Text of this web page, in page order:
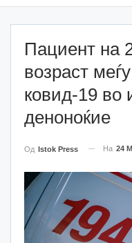
Пациент на
возраст
ковид-19 во
деноноќие
Од Istok Press На 24